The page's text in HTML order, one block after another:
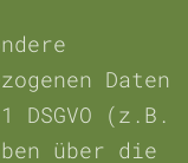
Daten
(z.B.
über die